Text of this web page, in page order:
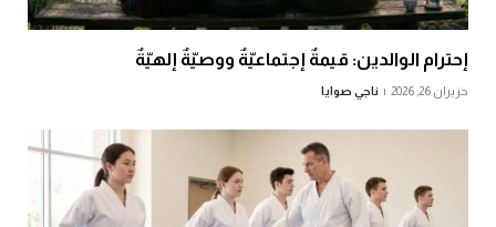
إحترام الوالدين: قيمةٌ إجتماعيّةٌ ووصيّةٌ إلهيّةٌ
حزيران 26, 2026 ناجي صوايا